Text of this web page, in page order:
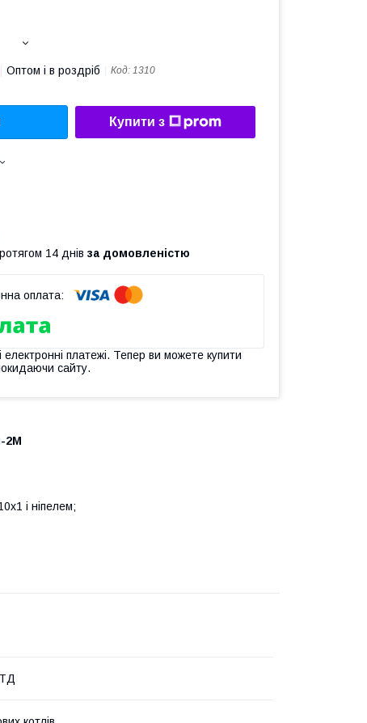
Оптом і в роздріб Код: 1310
Купити з
14 днів за домовленістю
електронні платежі. Тепер ви можете купити
сайту.
2М
і ніпелем;